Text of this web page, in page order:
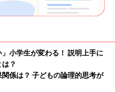
小学生が変わる！ 説明上手に
？
関係は？ 子どもの論理的思考が